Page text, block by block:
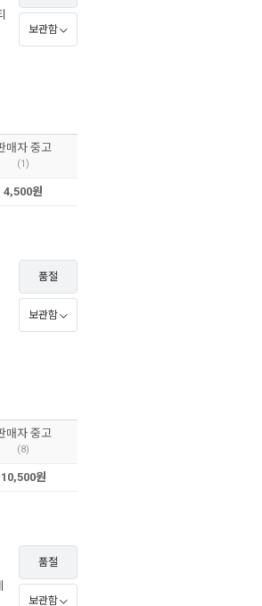
보관함
매자 중고
(1)
4,500원
품절
보관함
매자 중고
(8)
10,500원
품절
보관함